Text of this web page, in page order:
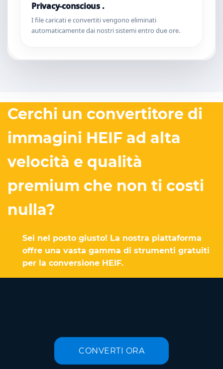
Privacy-conscious .
I file caricati e convertiti vengono eliminati
automaticamente dai nostri sistemi entro due ore.
Cerchi un convertitore di
immagini HEIF ad alta
velocità e qualità
premium che non ti costi
nulla?
Sei nel posto giusto! La nostra piattaforma
offre una vasta gamma di strumenti gratuiti
per la conversione HEIF.
CONVERTI ORA